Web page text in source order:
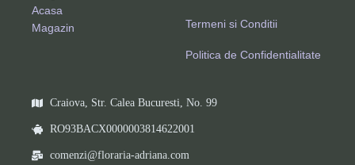
Acasa
Magazin
Termeni si Conditii
Politica de Confidentialitate
Craiova, Str. Calea Bucuresti, No. 99
RO93BACX0000003814622001
comenzi@floraria-adriana.com